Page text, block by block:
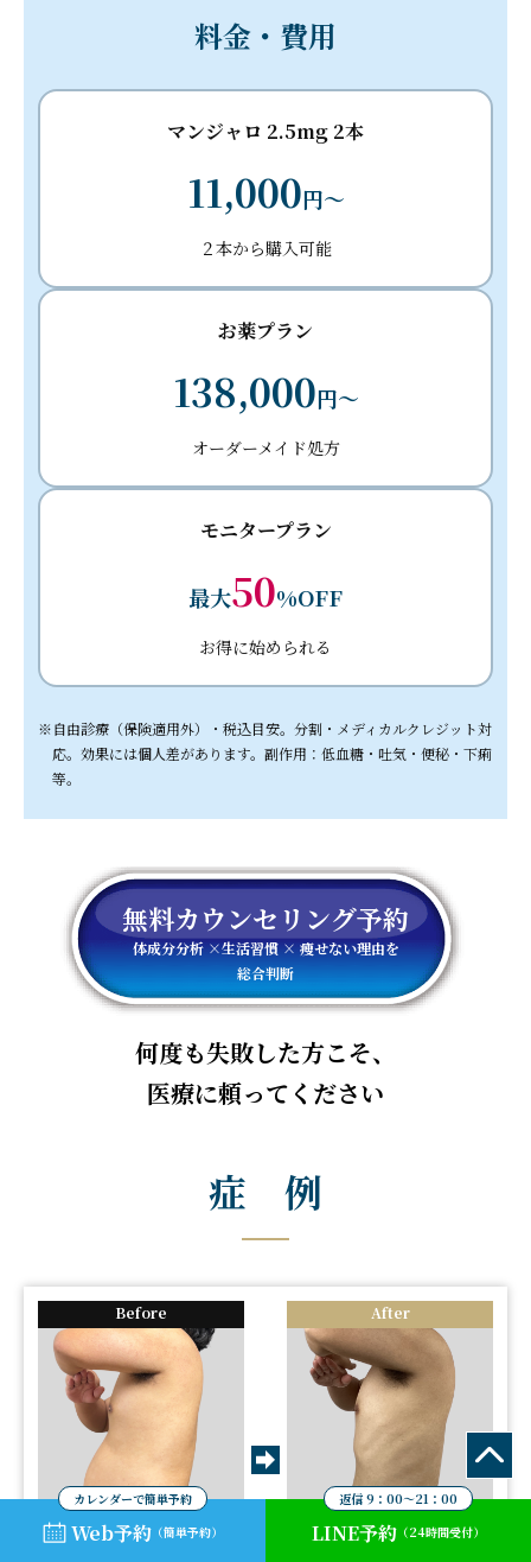
料金・費用
マンジャロ 2.5mg 2本
11,000円～
２本から購入可能
お薬プラン
138,000円～
オーダーメイド処方
モニタープラン
最大50%OFF
お得に始められる
自由診療（保険適用外）・税込目安。分割・メディカルクレジット対
応。効果には個人差があります。副作用：低血糖・吐気・便秘・下痢
等。
無料カウンセリング予約
体成分分析 ×生活習慣 × 痩せない理由を
総合判断
何度も失敗した方こそ、
医療に頼ってください
症 例
カレンダーで簡単予約
Web予約 （簡単予約）
返信 9：00～21：00
LINE予約 （24時間受付）